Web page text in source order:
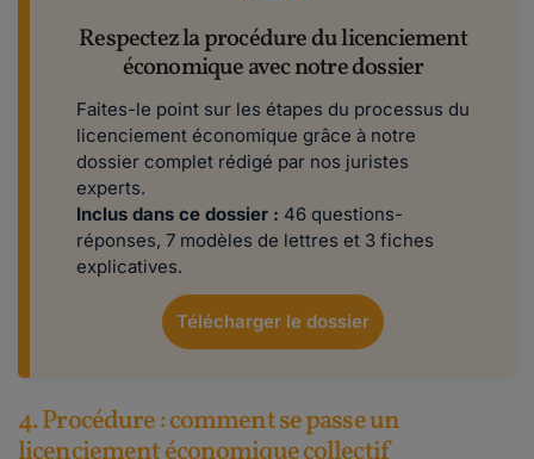
Respectez la procédure du licenciement
économique avec notre dossier
Faites-le point sur les étapes du processus du
licenciement économique grâce à notre
dossier complet rédigé par nos juristes
experts.
Inclus dans ce dossier : 46 questions-
réponses, 7 modèles de lettres et 3 fiches
explicatives.
Télécharger le dossier
4. Procédure : comment se passe un